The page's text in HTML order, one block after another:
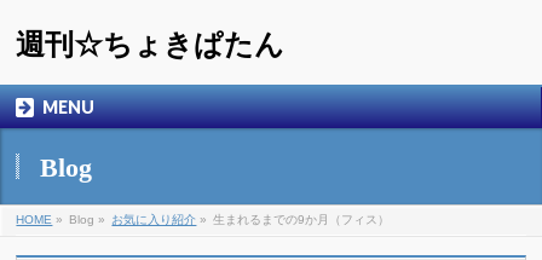
週刊☆ちょきぱたん
MENU
Blog
HOME » Blog » お気に入り紹介 » 生まれるまでの9か月（フィス）